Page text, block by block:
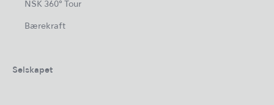
NSK 360° Tour
Bærekraft
Selskapet